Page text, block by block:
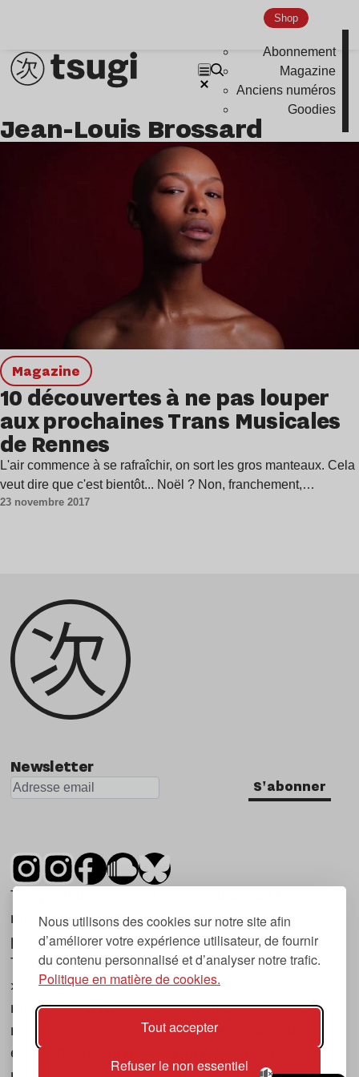
Nous utilisons des cookies sur notre site afin
d’améliorer votre expérience utilisateur, de fournir
du contenu personnalisé et d’analyser notre trafic.
Politique en matière de cookies.
Tout accepter
Refuser le non essentiel
Shop
Abonnement
Magazine
Anciens numéros
Goodies
Jean-Louis Brossard
magazine
10 découvertes à ne pas louper
aux prochaines Trans Musicales
de Rennes
L'air commence à se rafraîchir, on sort les gros manteaux. Cela
veut dire que c'est bientôt... Noël ? Non, franchement,…
23 novembre 2017
Newsletter
S'abonner
Tsugi est un mensuel indépendant sur la
musique et les nouvelles tendances, dont la
première parution date de 2007.
Tsugi en japonais signifie « prochain », « suivant
», ce qui correspond à la thématique du
magazine, à l’affût des nouvelles tendances
musicales, qu’elles viennent de la musique
électronique, du rock ou du hip hop, et des